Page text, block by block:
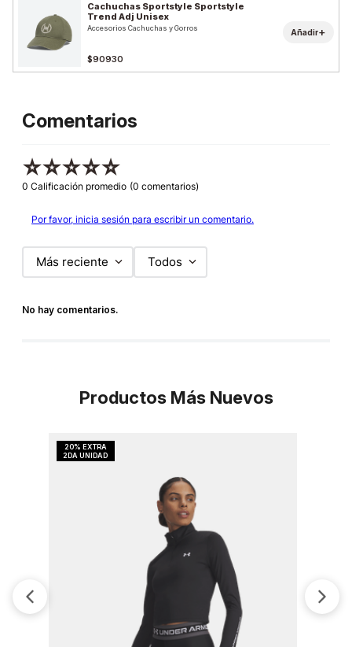
Cachuchas Sportstyle Sportstyle
Trend Adj Unisex
Accesorios Cachuchas y Gorros
$90930
Añadir+
Comentarios
☆☆☆☆☆
0 Calificación promedio (0 comentarios)
Por favor, inicia sesión para escribir un comentario.
Más reciente Todos
No hay comentarios.
Productos Más Nuevos